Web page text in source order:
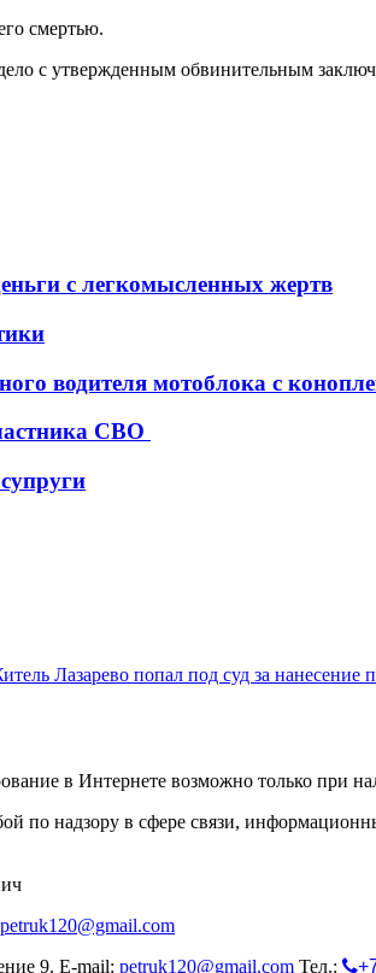
смертью.
с утвержденным обвинительным
с легкомысленных жертв
водителя мотоблока с
СВО
Лазарево попал под суд за
в Интернете возможно только при
по надзору в сфере связи,
petruk120@gmail.com
9. E-mail: petruk120@gmail.com Тел.: